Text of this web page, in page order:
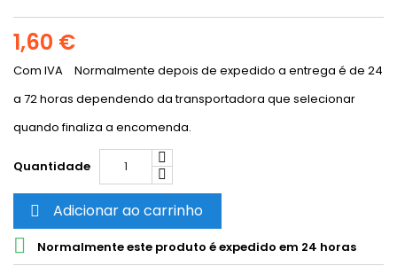
1,60 €
Com IVA
Normalmente depois de expedido a entrega é de 24
a 72 horas dependendo da transportadora que selecionar
quando finaliza a encomenda.
Quantidade
 Adicionar ao carrinho
 Normalmente este produto é expedido em 24 horas